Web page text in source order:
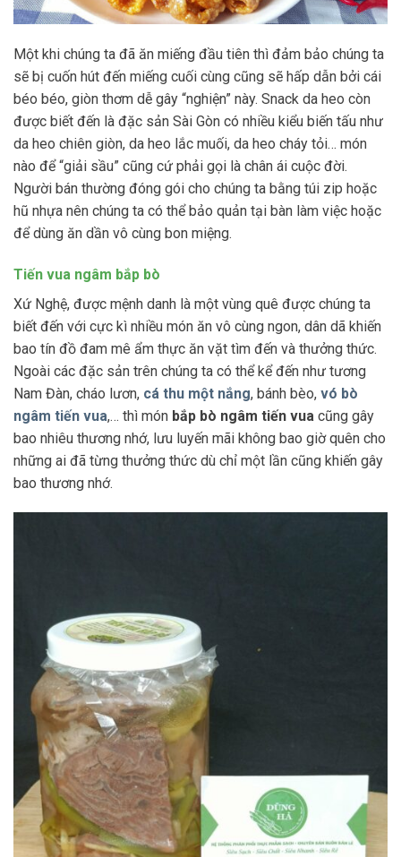
Một khi chúng ta đã ăn miếng đầu tiên thì đảm bảo chúng ta
sẽ bị cuốn hút đến miếng cuối cùng cũng sẽ hấp dẫn bởi cái
béo béo, giòn thơm dễ gây “nghiện” này. Snack da heo còn
được biết đến là đặc sản Sài Gòn có nhiều kiểu biến tấu như
da heo chiên giòn, da heo lắc muối, da heo cháy tỏi… món
nào để “giải sầu” cũng cứ phải gọi là chân ái cuộc đời.
Người bán thường đóng gói cho chúng ta bằng túi zip hoặc
hũ nhựa nên chúng ta có thể bảo quản tại bàn làm việc hoặc
để dùng ăn dần vô cùng bon miệng.
Tiến vua ngâm bắp bò
Xứ Nghệ, được mệnh danh là một vùng quê được chúng ta
biết đến với cực kì nhiều món ăn vô cùng ngon, dân dã khiến
bao tín đồ đam mê ẩm thực ăn vặt tìm đến và thưởng thức.
Ngoài các đặc sản trên chúng ta có thể kể đến như tương
Nam Đàn, cháo lươn, cá thu một nắng, bánh bèo, vó bò
ngâm tiến vua,… thì món bắp bò ngâm tiến vua cũng gây
bao nhiêu thương nhớ, lưu luyến mãi không bao giờ quên cho
những ai đã từng thưởng thức dù chỉ một lần cũng khiến gây
bao thương nhớ.